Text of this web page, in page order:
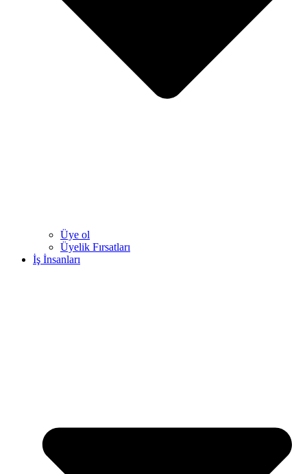
Üye ol
Üyelik Fırsatları
İş İnsanları